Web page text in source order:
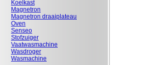
Koelkast
Magnetron
Magnetron draaiplateau
Oven
Senseo
Stofzuiger
Vaatwasmachine
Wasdroger
Wasmachine